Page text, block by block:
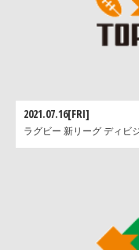
2021.07.16[FRI]
ラグビー 新リーグ ディビ